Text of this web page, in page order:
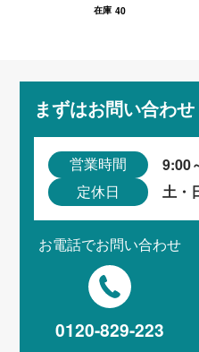
在庫 40
まずはお問い合わ
営業時間 9:00
定休日 土・
お電話でお問い合わせ
0120-829-223